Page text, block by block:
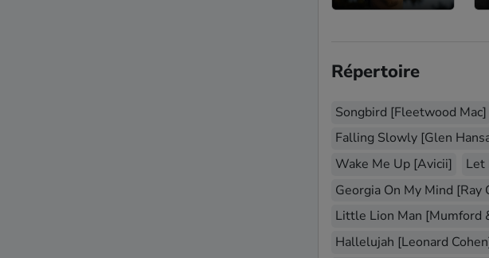
Stimme hat er
keine Wünsche
Publikum ein und
Thomas Fischer
Das Konzert war
haben uns sehr
und herzlich
Répertoire
Songbird [Fleetwood Mac]
Falling Slowly [Glen
Wake Me Up [Avicii]
Let
Georgia On My Mind [Ray
Little Lion Man [Mumford
Hallelujah [Leonard